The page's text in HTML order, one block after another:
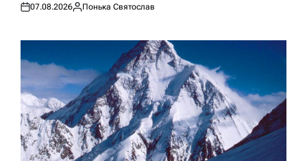
Оприлюднено
07.08.2026
Опубліковано
Понька Святослав